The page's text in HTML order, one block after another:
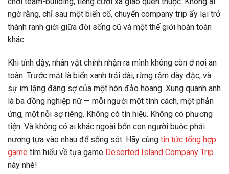
ngờ rằng, chỉ sau một biến cố, chuyến company trip ấy lại trở
thành ranh giới giữa đời sống cũ và một thế giới hoàn toàn
khác.
Khi tỉnh dậy, nhân vật chính nhận ra mình không còn ở nơi an
toàn. Trước mắt là biển xanh trải dài, rừng rậm dày đặc, và
sự im lặng đáng sợ của một hòn đảo hoang. Xung quanh anh
là ba đồng nghiệp nữ — mỗi người một tính cách, một phản
ứng, một nỗi sợ riêng. Không có tín hiệu. Không có phương
tiện. Và không có ai khác ngoài bốn con người buộc phải
nương tựa vào nhau để sống sót. Hãy cùng tin tức tổng hợp
game tìm hiểu về tựa game Deserted Island Company Trip
này nhé!